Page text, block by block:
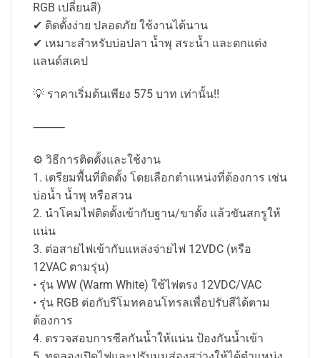
RGB เปลี่ยนสี)
✔ ติดตั้งง่าย ปลอดภัย ใช้งานได้นาน
✔ เหมาะสำหรับบ่อปลา น้ำพุ สระน้ำ และตกแต่ง
แลนด์สเคป
💡 ราคาเริ่มต้นเพียง 575 บาท เท่านั้น‼
⸻
⚙ วิธีการติดตั้งและใช้งาน
1. เตรียมพื้นที่ติดตั้ง โดยเลือกตำแหน่งที่ต้องการ เช่น
บ่อน้ำ น้ำพุ หรือสวน
2. นำโคมไฟติดตั้งเข้ากับฐาน/ขาตั้ง แล้วขันสกรูให้
แน่น
3. ต่อสายไฟเข้ากับแหล่งจ่ายไฟ 12VDC (หรือ
12VAC ตามรุ่น)
• รุ่น WW (Warm White) ใช้ไฟตรง 12VDC/VAC
• รุ่น RGB ต่อกับรีโมทคอนโทรลเพื่อปรับสีได้ตาม
ต้องการ
4. ตรวจสอบการซีลกันน้ำให้แน่น ป้องกันน้ำเข้า